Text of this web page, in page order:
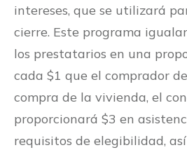
intereses, que se utilizará
cierre. Este programa
los prestatarios en una
cada $1 que el comprador
compra de la vivienda, el
proporcionará $3 en
requisitos de elegibilidad,